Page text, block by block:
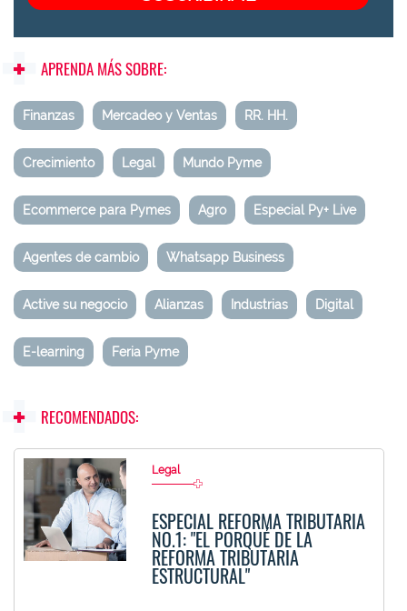
APRENDA MÁS SOBRE:
Finanzas Mercadeo y Ventas RR. HH.
Crecimiento Legal Mundo Pyme
Ecommerce para Pymes Agro Especial Py+ Live
Agentes de cambio Whatsapp Business
Active su negocio Alianzas Industrias Digital
E-learning Feria Pyme
RECOMENDADOS:
Legal
ESPECIAL REFORMA TRIBUTARIA
NO.1: "EL PORQUÉ DE LA
REFORMA TRIBUTARIA
ESTRUCTURAL"